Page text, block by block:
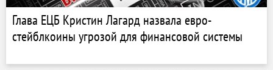
Глава ЕЦБ Кристин Лагард назвала евро-
стейблкоины угрозой для финансовой системы